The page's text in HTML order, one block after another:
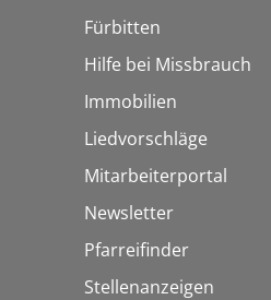
Fürbitten
Hilfe bei Missbrauch
Immobilien
Liedvorschläge
Mitarbeiterportal
Newsletter
Pfarreifinder
Stellenanzeigen